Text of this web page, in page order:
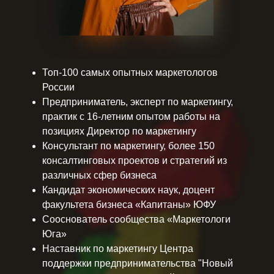
Топ-100 самых опытных маркетологов
России
Предприниматель, эксперт по маркетингу,
практик с 16-летним опытом работы на
позициях Директор по маркетингу
Консультант по маркетингу, более 150
консалтинговых проектов и стратегий из
различных сфер бизнеса
Кандидат экономических наук, доцент
факультета бизнеса «Капитаны» ЮФУ
Сооснователь сообщества «Маркетологи
Юга»
Наставник по маркетингу Центра
поддержки предпринимательства "Новый